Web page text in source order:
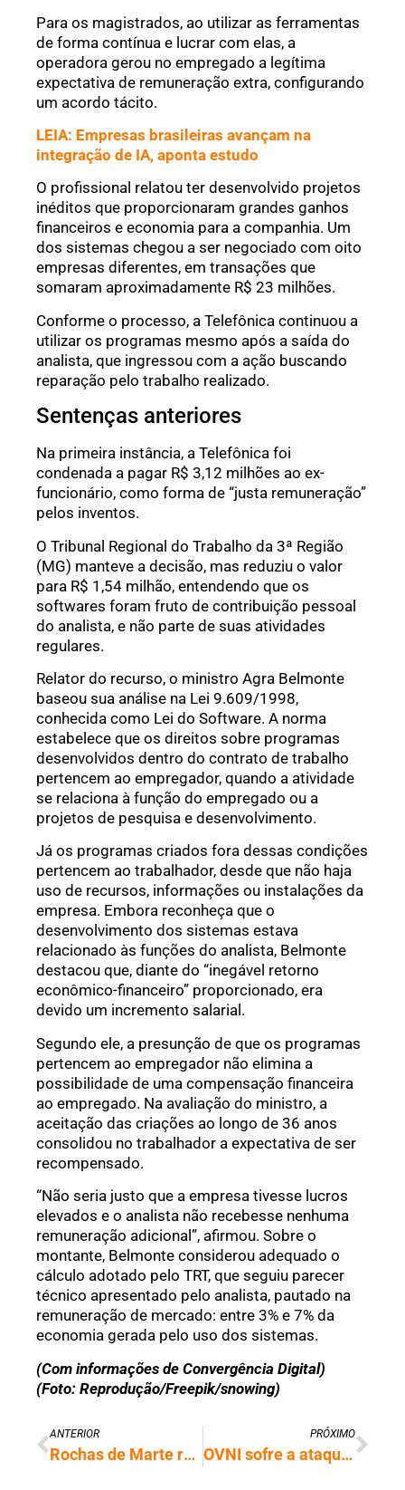
Para os magistrados, ao utilizar as ferramentas
de forma contínua e lucrar com elas, a
operadora gerou no empregado a legítima
expectativa de remuneração extra, configurando
um acordo tácito.
LEIA: Empresas brasileiras avançam na
integração de IA, aponta estudo
O profissional relatou ter desenvolvido projetos
inéditos que proporcionaram grandes ganhos
financeiros e economia para a companhia. Um
dos sistemas chegou a ser negociado com oito
empresas diferentes, em transações que
somaram aproximadamente R$ 23 milhões.
Conforme o processo, a Telefônica continuou a
utilizar os programas mesmo após a saída do
analista, que ingressou com a ação buscando
reparação pelo trabalho realizado.
Sentenças anteriores
Na primeira instância, a Telefônica foi
condenada a pagar R$ 3,12 milhões ao ex-
funcionário, como forma de “justa remuneração”
pelos inventos.
O Tribunal Regional do Trabalho da 3ª Região
(MG) manteve a decisão, mas reduziu o valor
para R$ 1,54 milhão, entendendo que os
softwares foram fruto de contribuição pessoal
do analista, e não parte de suas atividades
regulares.
Relator do recurso, o ministro Agra Belmonte
baseou sua análise na Lei 9.609/1998,
conhecida como Lei do Software. A norma
estabelece que os direitos sobre programas
desenvolvidos dentro do contrato de trabalho
pertencem ao empregador, quando a atividade
se relaciona à função do empregado ou a
projetos de pesquisa e desenvolvimento.
Já os programas criados fora dessas condições
pertencem ao trabalhador, desde que não haja
uso de recursos, informações ou instalações da
empresa. Embora reconheça que o
desenvolvimento dos sistemas estava
relacionado às funções do analista, Belmonte
destacou que, diante do “inegável retorno
econômico-financeiro” proporcionado, era
devido um incremento salarial.
Segundo ele, a presunção de que os programas
pertencem ao empregador não elimina a
possibilidade de uma compensação financeira
ao empregado. Na avaliação do ministro, a
aceitação das criações ao longo de 36 anos
consolidou no trabalhador a expectativa de ser
recompensado.
“Não seria justo que a empresa tivesse lucros
elevados e o analista não recebesse nenhuma
remuneração adicional”, afirmou. Sobre o
montante, Belmonte considerou adequado o
cálculo adotado pelo TRT, que seguiu parecer
técnico apresentado pelo analista, pautado na
remuneração de mercado: entre 3% e 7% da
economia gerada pelo uso dos sistemas.
(Com informações de Convergência Digital)
(Foto: Reprodução/Freepik/snowing)
ANTERIOR
Rochas de Marte revelam indícios de vida antiga, aponta NASA
PRÓXIMO
OVNI sofre a ataque de míssil dos EUA e segue voando